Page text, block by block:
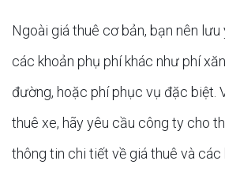
Ngoài giá thuê cơ bản, bạn nên
các khoản phụ phí khác như phí
đường, hoặc phí phục vụ đặc biệt.
thuê xe, hãy yêu cầu công ty cho
thông tin chi tiết về giá thuê và các